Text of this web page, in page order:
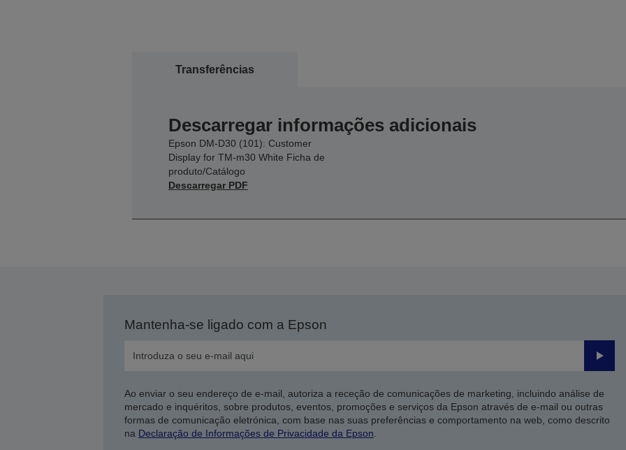
Transferências
Descarregar informações adicionais
Epson DM-D30 (101): Customer
Display for TM-m30 White Ficha de
produto/Catálogo
Descarregar PDF
Mantenha-se ligado com a Epson
Enviar
Ao enviar o seu endereço de e-mail, autoriza a receção de comunicações de marketing, incluindo análise de
mercado e inquéritos, sobre produtos, eventos, promoções e serviços da Epson através de e-mail ou outras
formas de comunicação eletrónica, com base nas suas preferências e comportamento na web, como descrito
na Declaração de Informações de Privacidade da Epson